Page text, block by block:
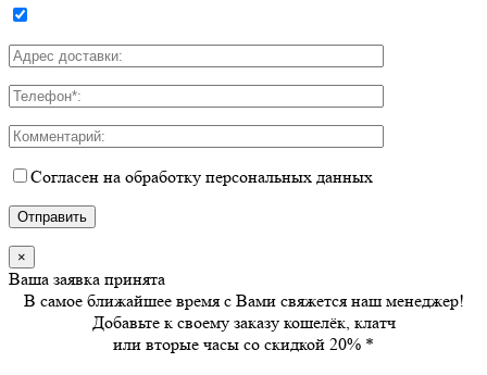
Согласен на обработку персональных данных
×
Ваша заявка принята
В самое ближайшее время с Вами свяжется наш менеджер!
Добавьте к своему заказу кошелёк, клатч
или вторые часы со скидкой 20% *